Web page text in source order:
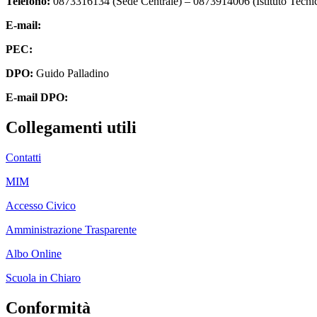
E-mail:
PEC:
DPO: Guido Palladino
E-mail DPO:
Collegamenti utili
Contatti
MIM
Accesso Civico
Amministrazione Trasparente
Albo Online
Scuola in Chiaro
Conformità